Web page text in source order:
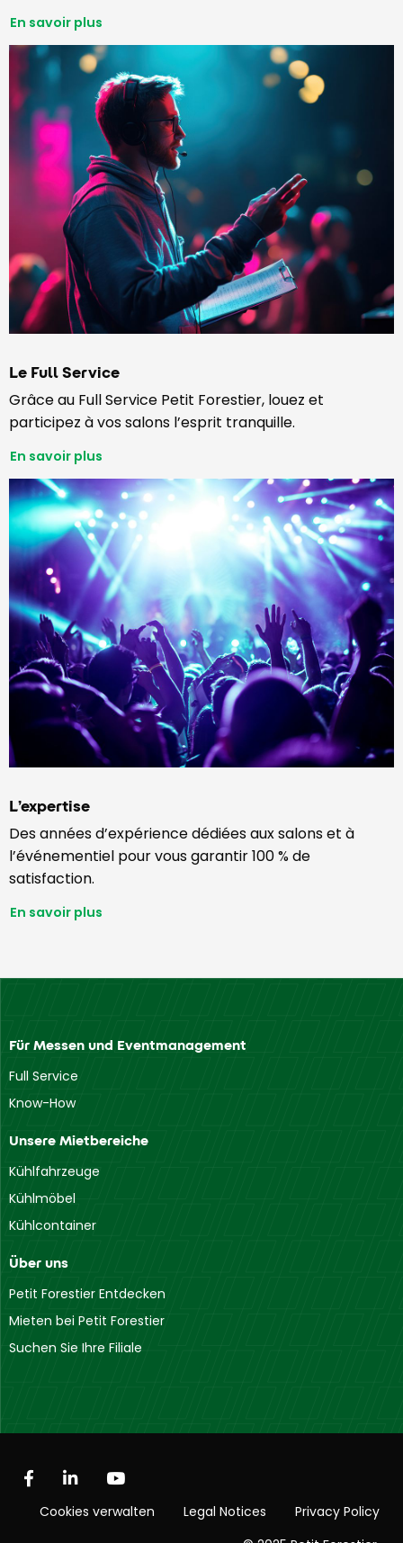
En savoir plus
Le Full Service
Grâce au Full Service Petit Forestier, louez et
participez à vos salons l’esprit tranquille.
En savoir plus
L’expertise
Des années d’expérience dédiées aux salons et à
l’événementiel pour vous garantir 100 % de
satisfaction.
En savoir plus
Für Messen und Eventmanagement
Full Service
Know-How
Unsere Mietbereiche
Kühlfahrzeuge
Kühlmöbel
Kühlcontainer
Über uns
Petit Forestier Entdecken
Mieten bei Petit Forestier
Suchen Sie Ihre Filiale
Cookies verwalten Legal Notices
Privacy Policy